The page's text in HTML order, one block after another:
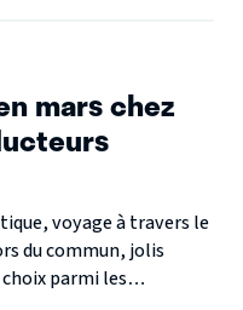
mars chez
voyage à travers le
du commun, jolis
parmi les